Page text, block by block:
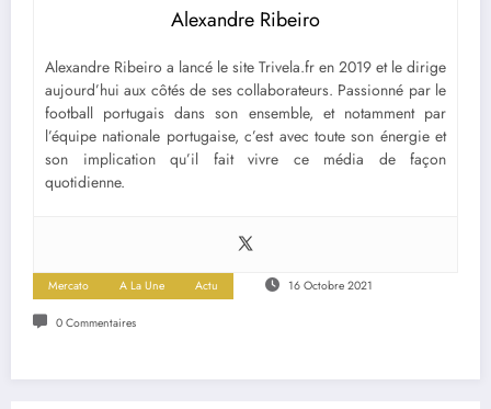
Alexandre Ribeiro
Alexandre Ribeiro a lancé le site Trivela.fr en 2019 et le dirige
aujourd’hui aux côtés de ses collaborateurs. Passionné par le
football portugais dans son ensemble, et notamment par
l’équipe nationale portugaise, c’est avec toute son énergie et
son implication qu’il fait vivre ce média de façon
quotidienne.
Mercato A La Une Actu 16 Octobre 2021
0 Commentaires